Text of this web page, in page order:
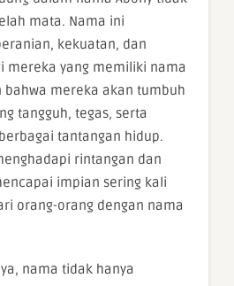
mata. Nama ini
kekuatan, dan
mereka yang memiliki nama
bahwa mereka akan tumbuh
tangguh, tegas, serta
tantangan hidup.
rintangan dan
impian sering kali
orang-orang dengan nama
nama tidak hanya